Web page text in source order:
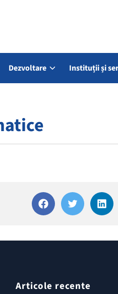
Dezvoltare Instituții și
Articole recente